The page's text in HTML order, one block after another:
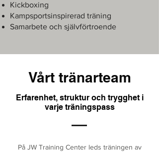
Kickboxing
Kampsportsinspirerad träning
Samarbete och självförtroende
Vårt tränarteam
Erfarenhet, struktur och trygghet i
varje träningspass
På JW Training Center leds träningen av